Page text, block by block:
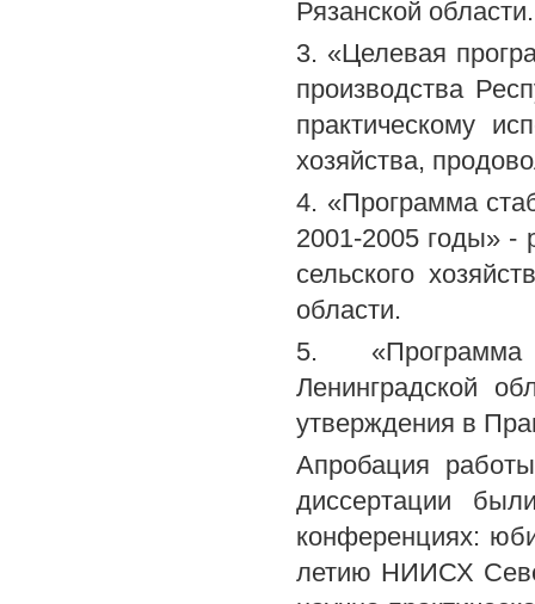
Рязанской области.
3. «Целевая
производства
практическому
хозяйства,
4. «Программа
2001-2005 годы» -
сельского
области.
5. «Программа
Ленинградской
утверждения в
Апробация
диссертации
конференциях:
летию НИИСХ